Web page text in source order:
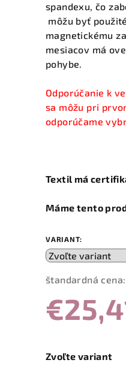
5
hviezdičiek.
spandexu, čo
môžu byť
magnetickému
mesiacov má
pohybe.
Odporúčanie k
sa môžu pri
odporúčame
Textil má
Máme tento
VARIANT:
štandardná cena:
cena:
Zvoľte variant